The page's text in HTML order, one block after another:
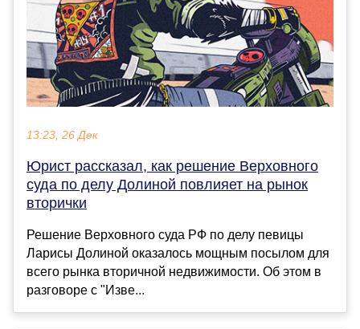
13:23, 26 Дек
Юрист рассказал, как решение Верховного
суда по делу Долиной повлияет на рынок
вторички
Решение Верховного суда РФ по делу певицы
Ларисы Долиной оказалось мощным посылом для
всего рынка вторичной недвижимости. Об этом в
разговоре с "Изве...